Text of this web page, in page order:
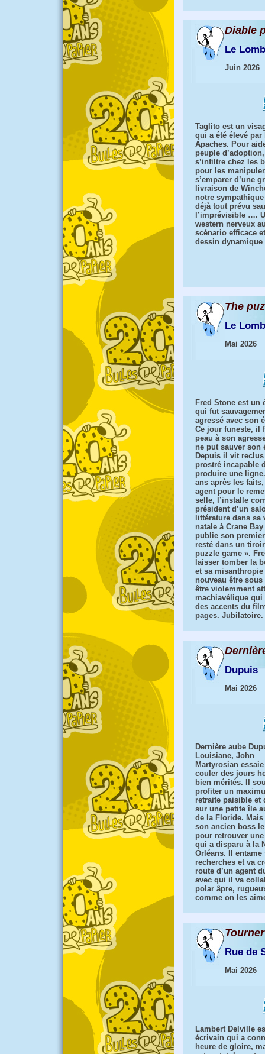
Diable
Le
Juin 2026
Taglito est un
qui a été élevé par
Apaches. Pour
peuple
s’infiltre chez les
pour les
s’emparer d’une
livraison de
notre
déjà tout prévu
l’imprévisible ….
western nerveux
scénario efficace
dessin dynamique
The
Le
Mai 2026
Fred Stone est un
qui fut
agressé avec son
Ce jour funeste, il
peau à son
ne put sauver son
Depuis il vit reclus
prostré incapable
produire une
ans après les
agent pour le
selle, l’installe
président d’un
littérature dans sa
natale à Crane Bay
publie son
resté dans un
puzzle game ».
laisser tomber la
et sa
nouveau être
être violemment
machiavélique
des accents du
pages. Jubilatoire.
Dupuis
Mai 2026
Dernière aube
Louisiane, John
Martyrosian
couler des jours
bien mérités. Il
profiter un
retraite paisible et
sur une petite île
de la Floride.
son ancien boss
pour retrouver
qui a disparu à la
Orléans. Il entame
recherches et va
route d’un agent
avec qui il va
polar âpre,
comme on les
Rue de
Mai 2026
Lambert Delville
écrivain qui a
heure de gloire,